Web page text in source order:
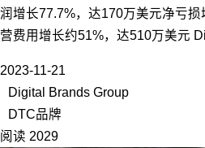
润增长77.7%，达170万美元净亏
营费用增长约51%，达510万美元
2023-11-21
Digital Brands Group
DTC品牌
阅读 2029